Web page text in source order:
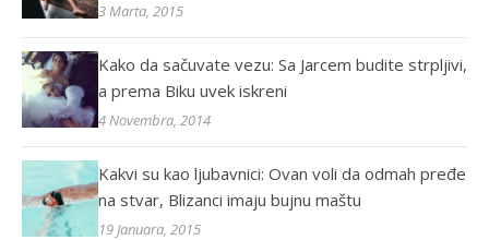
3 Marta, 2015
Kako da sačuvate vezu: Sa Jarcem budite strpljivi,
a prema Biku uvek iskreni
4 Novembra, 2014
Kakvi su kao ljubavnici: Ovan voli da odmah pređe
na stvar, Blizanci imaju bujnu maštu
19 Januara, 2015